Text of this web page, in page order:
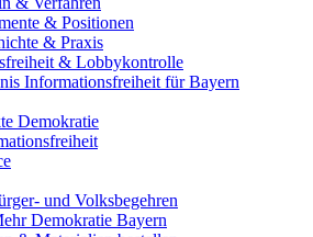
& Positionen
& Praxis
& Lobbykontrolle
Informationsfreiheit für Bayern
Demokratie
und Volksbegehren
Demokratie Bayern